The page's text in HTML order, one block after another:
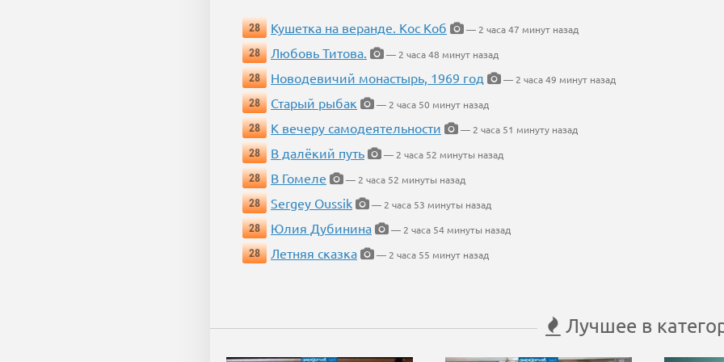
28 Кушетка на веранде. Кос Коб
— 2 часа 47 минут назад
28
Любовь Титова.
— 2 часа 48 минут назад
28
Новодевичий монастырь, 1969 год
— 2 часа 49 минут назад
28
Старый рыбак
— 2 часа 50 минут назад
28
К вечеру самодеятельности
— 2 часа 51 минуту назад
28
В далёкий путь
— 2 часа 52 минуты назад
28
В Гомеле
— 2 часа 52 минуты назад
28
Sergey Oussik
— 2 часа 53 минуты назад
28
Юлия Дубинина
— 2 часа 54 минуты назад
28
Летняя сказка — 2 часа 55 минут назад
Лучшее в